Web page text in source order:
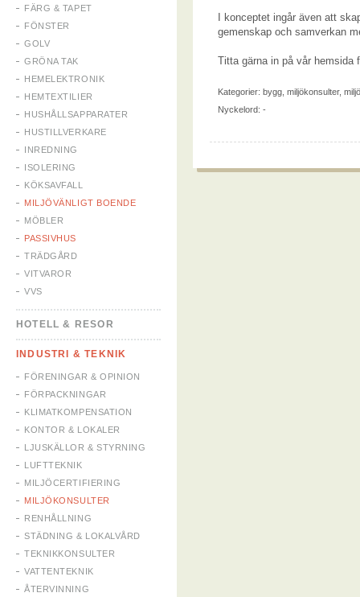
FÄRG & TAPET
FÖNSTER
GOLV
GRÖNA TAK
HEMELEKTRONIK
HEMTEXTILIER
HUSHÅLLSAPPARATER
HUSTILLVERKARE
INREDNING
ISOLERING
KÖKSAVFALL
MILJÖVÄNLIGT BOENDE
MÖBLER
PASSIVHUS
TRÄDGÅRD
VITVAROR
VVS
HOTELL & RESOR
INDUSTRI & TEKNIK
FÖRENINGAR & OPINION
FÖRPACKNINGAR
KLIMATKOMPENSATION
KONTOR & LOKALER
LJUSKÄLLOR & STYRNING
LUFTTEKNIK
MILJÖCERTIFIERING
MILJÖKONSULTER
RENHÅLLNING
STÄDNING & LOKALVÅRD
TEKNIKKONSULTER
VATTENTEKNIK
ÅTERVINNING
I konceptet ingår även att
gemenskap och samverkan
Titta gärna in på vår hemsida
Kategorier: bygg miljökonsulter,
Nyckelord: -